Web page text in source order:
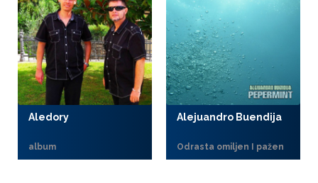
Aledory
album
Alejuandro Buendija
Odrasta omiljen I pažen